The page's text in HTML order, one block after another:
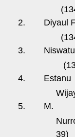
2.
Diyaul
3.
4.
Estanu
5.
M.
39)